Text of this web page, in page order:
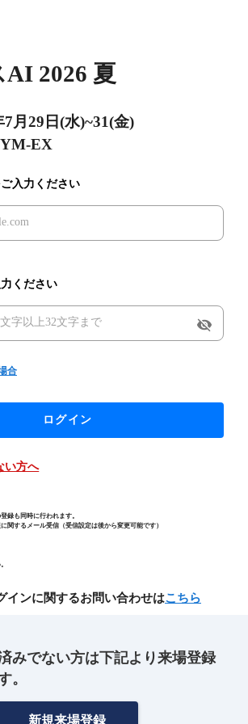
みでない方は下記より来場登録
。
新規来場登録
2026 夏
7月29日(水)~31(金)
EX
入力ください
ください
visibility_off
合
ログイン
い方へ
録も同時に行われます。
関するメール受信（受信設定は後から変更可能です）
インに関するお問い合わせはこちら